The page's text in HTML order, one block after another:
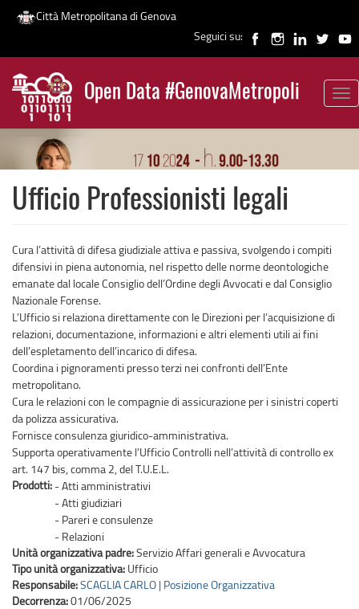
Salta
contenuto
principale
Città Metropolitana di Genova
Seguici su:
Open Data #GenovaMetropoli
News
Ufficio Professionisti legali
Cura l’attività di difesa giudiziale attiva e passiva, svolgendo i compiti
difensivi in piena autonomia, nel rispetto delle norme deontologiche
emanate dal locale Consiglio dell’Ordine degli Avvocati e dal Consiglio
Nazionale Forense.
L’Ufficio si relaziona direttamente con le Direzioni per l’acquisizione di
relazioni, documentazione, informazioni e altri elementi utili ai fini
dell’espletamento dell’incarico di difesa.
Coordina i pignoramenti presso terzi nei confronti dell’Ente
metropolitano.
Cura le relazioni con le compagnie di assicurazione per i sinistri coperti
da polizza assicurativa.
Fornisce consulenza giuridico-amministrativa.
Supporta operativamente l’Ufficio Controlli nell’attività di controllo ex
art. 147 bis, comma 2, del T.U.E.L.
Prodotti: - Atti amministrativi
- Atti giudiziari
- Pareri e consulenze
- Relazioni
Unità organizzativa padre:Servizio Affari generali e Avvocatura
Tipo unità organizzativa: Ufficio
Responsabile:SCAGLIA CARLO | Posizione Organizzativa
Decorrenza:01/06/2025